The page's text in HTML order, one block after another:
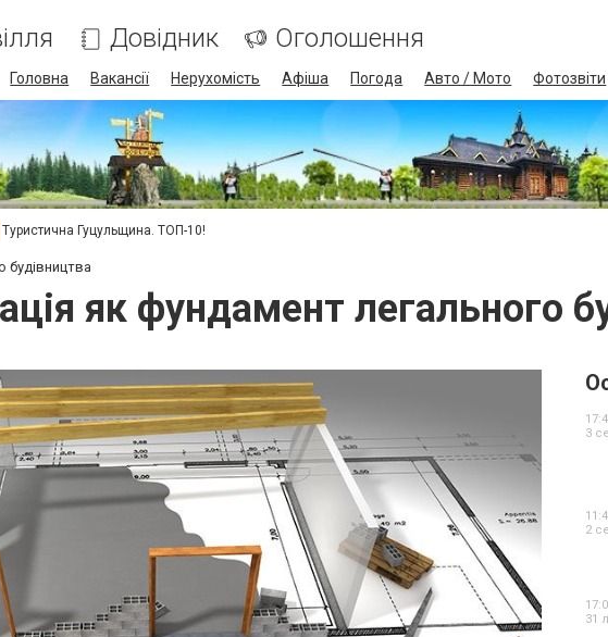
Довідник Оголошення
Головна Вакансії Нерухомість Афіша Погода Авто / Мото Фотозвіти
Туристична Гуцульщина. ТОП-10!
будівництва
як фундамент легального
3
2
31